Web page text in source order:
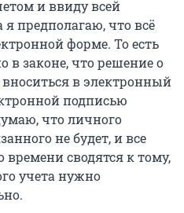
и ввиду всей
предполагаю, что всё
форме. То есть
в законе, что решение о
в электронный
подписью
что личного
не будет, и все
сводятся к тому,
учета нужно